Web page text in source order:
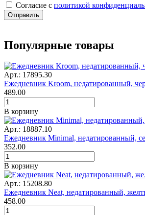
Cогласие с политикой
Отправить
Популярные товары
Арт.: 17895.30
Ежедневник Kroom, недатированный,
489.00
В корзину
Арт.: 18887.10
Ежедневник Minimal, недатированный,
352.00
В корзину
Арт.: 15208.80
Ежедневник Neat, недатированный,
458.00